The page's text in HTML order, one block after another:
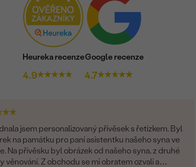
Heureka recenze
4.9
Google recenze
4.7
jsem personalizovaný přívěsek s řetízkem. Byl
na památku pro paní asistentku našeho syna ve
Na přívěsku byl obrázek od našeho syna, z druhé
věnování. Z obchodu se mi obratem ozvali a